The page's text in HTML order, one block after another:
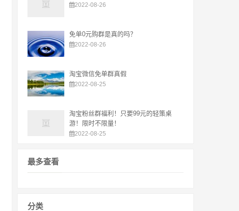
2022-08-26
免单0元购群是真的吗？
2022-08-26
淘宝微信免单群真假
2022-08-25
淘宝粉丝群福利！只要99元的轻策桌
游！限时不限量！
2022-08-25
最多查看
分类